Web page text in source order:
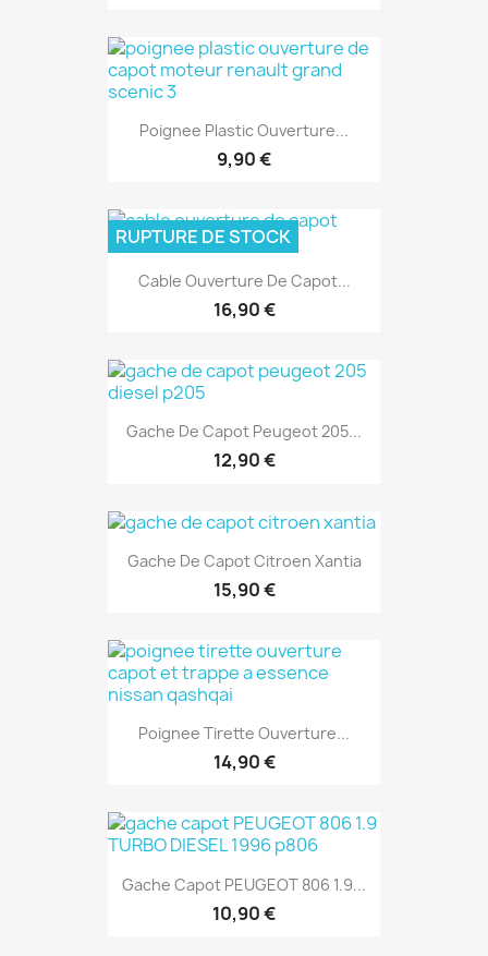
Poignee Plastic Ouverture...
9,90 €
Cable Ouverture De Capot...
16,90 €
RUPTURE DE STOCK
Gache De Capot Peugeot 205...
12,90 €
Gache De Capot Citroen Xantia
15,90 €
Poignee Tirette Ouverture...
14,90 €
Gache Capot PEUGEOT 806 1.9...
10,90 €